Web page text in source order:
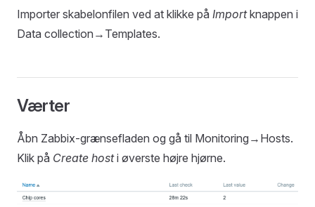
Importer skabelonfilen ved at klikke på Importknappen i
Data collection→Templates.
Værter
Åbn Zabbix-grænsefladen og gå til Monitoring→Hosts.
Klik på Create hosti øverste højre hjørne.